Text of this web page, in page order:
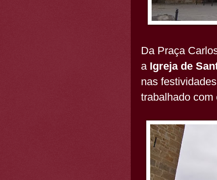
Da Praça
a Igreja de
nas
trabalhado